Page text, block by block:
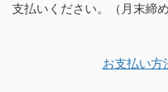
支払いください。（月末締
お支払い方